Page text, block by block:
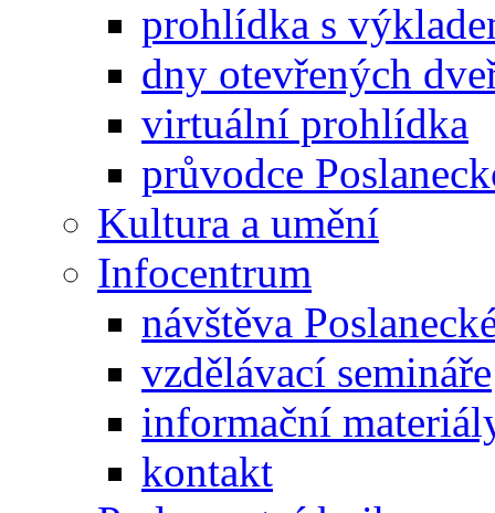
prohlídka s
dny otevřených
virtuální prohlídka
průvodce
Kultura a umění
Infocentrum
návštěva
vzdělávací semináře
informační
kontakt